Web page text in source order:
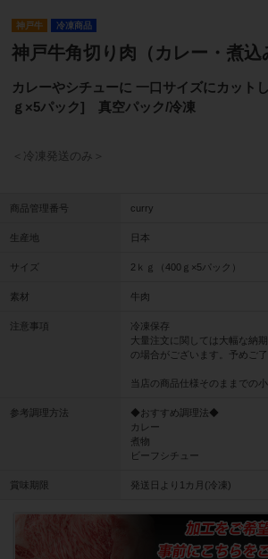
神戸牛 冷凍商品
神戸牛角切り肉（カレー・煮込
カレーやシチューに 一口サイズにカッ
ｇ×5パック] 真空パック/冷凍
＜冷凍発送のみ＞
商品管理番号 curry
生産地 日本
サイズ 2ｋｇ（400ｇ×5パック）
素材 牛肉
注意事項
冷凍保存
大量注文に関しては大幅な納
の場合がございます。予めご了
当店の商品仕様そのままでの
参考調理方法
◆おすすめ調理法◆
カレー
煮物
ビーフシチュー
賞味期限 発送日より1カ月(冷凍)